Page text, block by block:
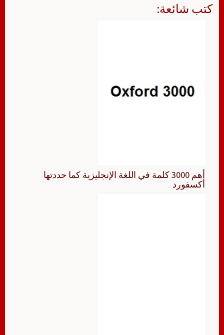
كتب شائعة:
أهم 3000 كلمة في اللغة الإنجليزية كما حددتها
أكسفورد